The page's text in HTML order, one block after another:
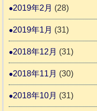
2019年2月 (28)
2019年1月 (31)
2018年12月 (31)
2018年11月 (30)
2018年10月 (31)